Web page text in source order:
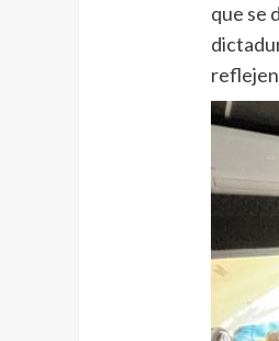
que se